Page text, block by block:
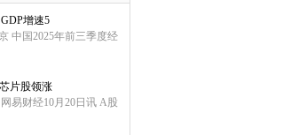
增速5
中国2025年前三季度经
片股领涨
易财经10月20日讯 A股